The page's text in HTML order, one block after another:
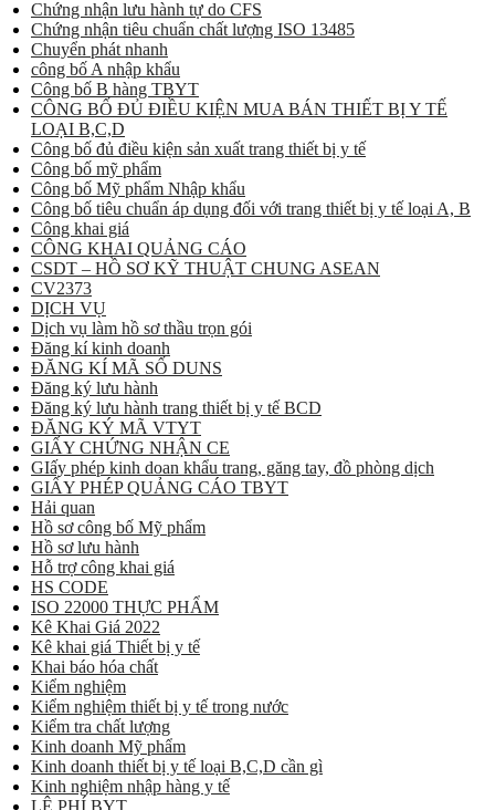
Chứng nhận lưu hành tự do CFS
Chứng nhận tiêu chuẩn chất lượng ISO 13485
Chuyển phát nhanh
công bố A nhập khẩu
Công bố B hàng TBYT
CÔNG BỐ ĐỦ ĐIỀU KIỆN MUA BÁN THIẾT BỊ Y TẾ
LOẠI B,C,D
Công bố đủ điều kiện sản xuất trang thiết bị y tế
Công bố mỹ phẩm
Công bố Mỹ phẩm Nhập khẩu
Công bố tiêu chuẩn áp dụng đối với trang thiết bị y tế loại A, B
Công khai giá
CÔNG KHAI QUẢNG CÁO
CSDT – HỒ SƠ KỸ THUẬT CHUNG ASEAN
CV2373
DỊCH VỤ
Dịch vụ làm hồ sơ thầu trọn gói
Đăng kí kinh doanh
ĐĂNG KÍ MÃ SỐ DUNS
Đăng ký lưu hành
Đăng ký lưu hành trang thiết bị y tế BCD
ĐĂNG KÝ MÃ VTYT
GIẤY CHỨNG NHẬN CE
GIấy phép kinh doan khẩu trang, găng tay, đồ phòng dịch
GIẤY PHÉP QUẢNG CÁO TBYT
Hải quan
Hồ sơ công bố Mỹ phẩm
Hồ sơ lưu hành
Hỗ trợ công khai giá
HS CODE
ISO 22000 THỰC PHẨM
Kê Khai Giá 2022
Kê khai giá Thiết bị y tế
Khai báo hóa chất
Kiểm nghiệm
Kiểm nghiệm thiết bị y tế trong nước
Kiểm tra chất lượng
Kinh doanh Mỹ phẩm
Kinh doanh thiết bị y tế loại B,C,D cần gì
Kinh nghiệm nhập hàng y tế
LỆ PHÍ BYT